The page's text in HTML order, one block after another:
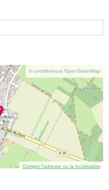
© contributeurs OpenStreetMap
Corriger l’adresse ou la localisation